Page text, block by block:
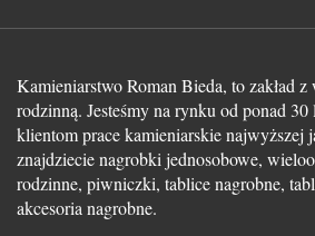
Kamieniarstwo Roman Bieda, to zakład
rodzinną. Jesteśmy na rynku od ponad
klientom prace kamieniarskie najwyższej
znajdziecie nagrobki jednosobowe,
rodzinne, piwniczki, tablice nagrobne,
akcesoria nagrobne.